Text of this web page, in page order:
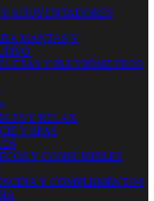
AHUYENTADORES
MANTAS Y
Y PLUVIÓMETROS
Y RELAX
Y SPAS
Y CONSUMIBLES
Y COMPLEMENTOS